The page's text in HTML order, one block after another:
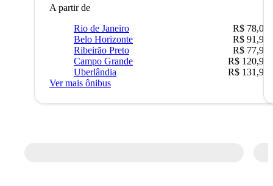
A partir de
Rio de Janeiro
R$ 78,02
Belo Horizonte
R$ 91,90
Ribeirão Preto
R$ 77,90
Campo Grande
R$ 120,90
Uberlândia
R$ 131,90
Ver mais ônibus